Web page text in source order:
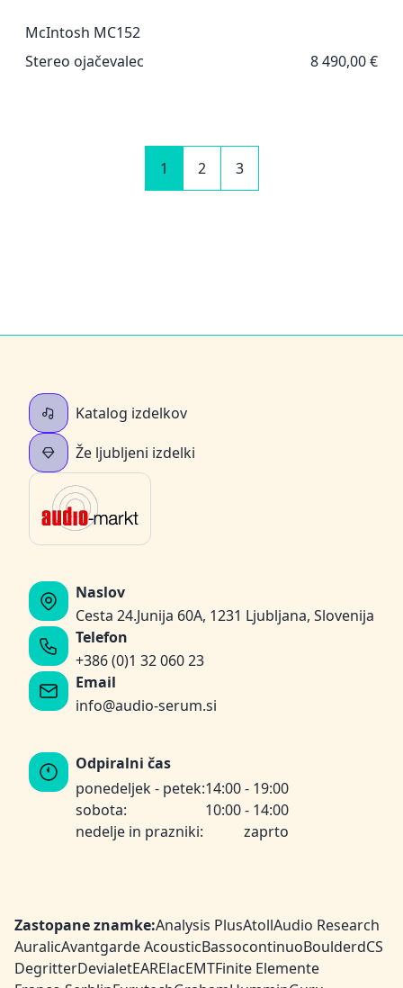
McIntosh MC152
Stereo ojačevalec
8 490,00 €
1 2 3
Katalog izdelkov
Že ljubljeni izdelki
Naslov
Cesta 24.Junija 60A, 1231 Ljubljana, Slovenija
Telefon
+386 (0)1 32 060 23
Email
info@audio-serum.si
Odpiralni čas
ponedeljek - petek:14:00 - 19:00
sobota:
10:00 - 14:00
nedelje in prazniki:
zaprto
Zastopane znamke:Analysis PlusAtollAudio Research
AuralicAvantgarde AcousticBassocontinuoBoulderdCS
DegritterDevialetEARElacEMTFinite Elemente